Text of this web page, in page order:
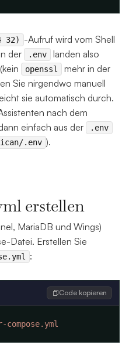
32)
-Aufruf wird vom Shell
der
.env
landen also
openssl
mehr in der
Sie nirgendwo manuell
sie automatisch durch.
nach dem
einfach aus der .env
.env ).
erstellen
MariaDB und Wings)
Datei. Erstellen Sie
:
Code kopieren